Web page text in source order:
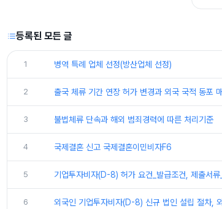
등록된 모든 글
1 병역 특례 업체 선정(방산업체 선정)
2 출국 체류 기간 연장 허가 변경과 외국 국적 동포
3 불법체류 단속과 해외 범죄경력에 따른 처리기준
4 국제결혼 신고 국제결혼이민비자F6
5 기업투자비자(D-8) 허가 요건_발급조건, 제출서
6 외국인 기업투자비자(D-8) 신규 법인 설립 절차,